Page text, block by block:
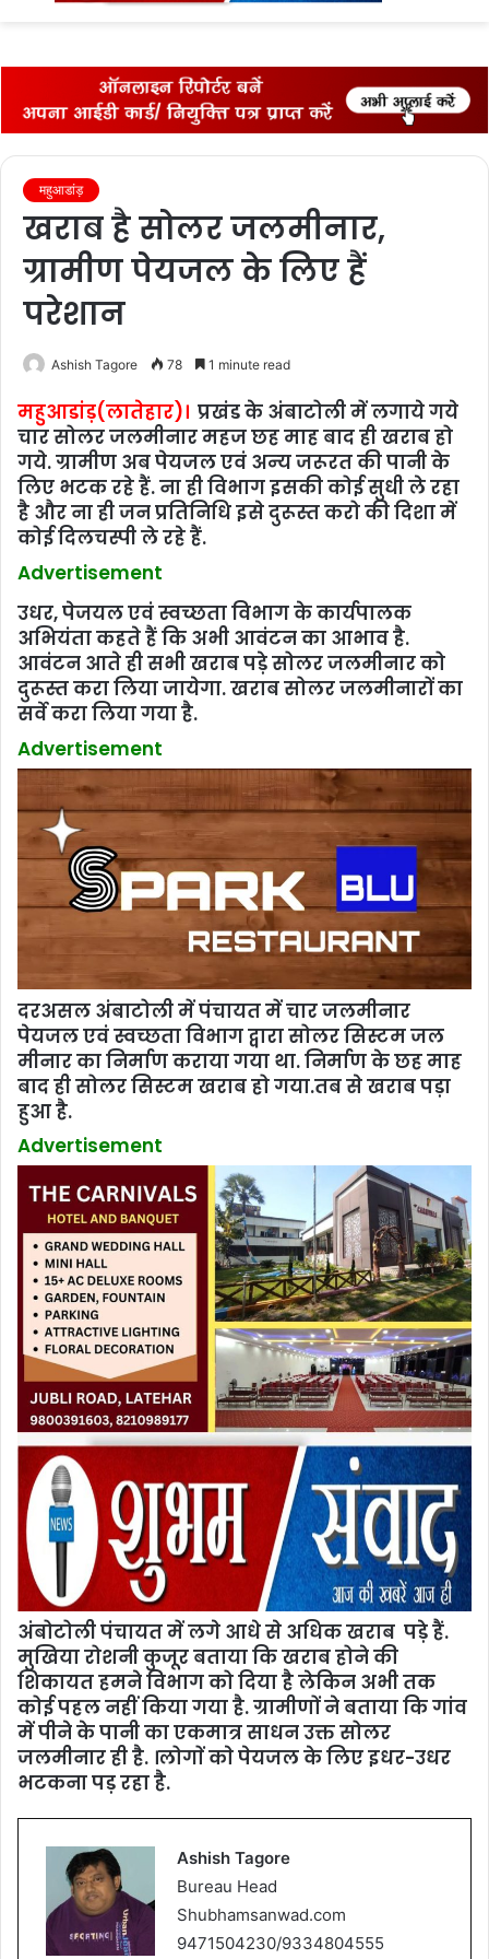
महुआडांड़
खराब है सोलर जलमीनार,
ग्रामीण पेयजल के लिए हैं
परेशान
Ashish Tagore 78 1 minute read
महुआडांड़(लातेहार)। प्रखंड के अंबाटोली में लगाये गये
चार सोलर जलमीनार महज छह माह बाद ही खराब हो
गये. ग्रामीण अब पेयजल एवं अन्‍य जरूरत की पानी के
लिए भटक रहे हैं. ना ही विभाग इसकी कोई सुधी ले रहा
है और ना ही जन प्रतिनिधि इसे दुरूस्‍त करो की दिशा में
कोई दिलचस्‍पी ले रहे हैं.
Advertisement
उधर, पेजयल एवं स्‍वच्‍छता विभाग के कार्यपालक
अभियंता कहते हैं कि अभी आवंटन का आभाव है.
आवंटन आते ही सभी खराब पड़े सोलर जलमीनार को
दुरूस्‍त करा लिया जायेगा. खराब सोलर जलमीनारों का
सर्वे करा लिया गया है.
Advertisement
दरअसल अंबाटोली में पंचायत में चार जलमीनार
पेयजल एवं स्वच्छता विभाग द्वारा सोलर सिस्टम जल
मीनार का निर्माण कराया गया था. निर्माण के छह माह
बाद ही सोलर सिस्टम खराब हो गया.तब से खराब पड़ा
हुआ है.
Advertisement
अंबोटोली पंचायत में लगे आधे से अधिक खराब पड़े हैं.
मुखिया रोशनी कुजूर बताया कि खराब होने की
शिकायत हमने विभाग को दिया है लेकिन अभी तक
कोई पहल नहीं किया गया है. ग्रामीणों ने बताया कि गांव
में पीने के पानी का एकमात्र साधन उक्त सोलर
जलमीनार ही है. ।लोगाें काे पेयजल के लिए इधर-उधर
भटकना पड़ रहा है.
Ashish Tagore
Bureau Head
Shubhamsanwad.com
9471504230/9334804555